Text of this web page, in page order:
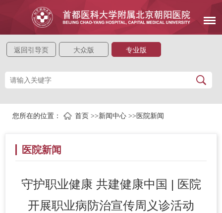
返回引导页 大众版 专业版
您所在的位置： 首页 >>新闻中心 >> 医院新闻
医院新闻
守护职业健康 共建健康中国 | 医院
开展职业病防治宣传周义诊活动